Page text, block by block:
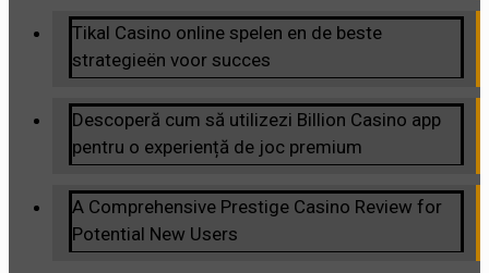
Tikal Casino online spelen en de beste
strategieën voor succes
Descoperă cum să utilizezi Billion Casino app
pentru o experiență de joc premium
A Comprehensive Prestige Casino Review for
Potential New Users